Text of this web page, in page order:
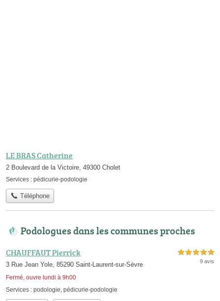
LE BRAS Catherine
2 Boulevard de la Victoire, 49300 Cholet
Services : pédicurie-podologie
Téléphone
Podologues dans les communes proches
CHAUFFAUT Pierrick
3 Rue Jean Yole, 85290 Saint-Laurent-sur-Sèvre
Fermé, ouvre lundi à 9h00
5,0 étoiles sur 5
9 avis
Services : podologie pédicurie-podologie